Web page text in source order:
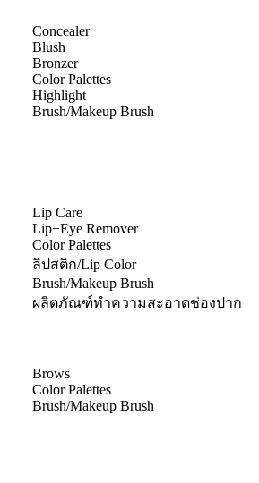
Concealer
Blush
Bronzer
Color Palettes
Highlight
Brush/Makeup Brush
Lip Care
Lip+Eye Remover
Color Palettes
ลิปสติก/Lip Color
Brush/Makeup Brush
ผลิตภัณฑ์ทำความสะอาดช่องปาก
Brows
Color Palettes
Brush/Makeup Brush